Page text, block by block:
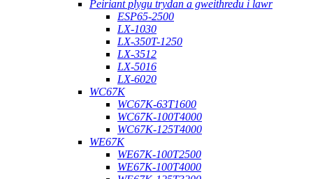
Peiriant plygu trydan a gweithredu i lawr
ESP65-2500
LX-1030
LX-350T-1250
LX-3512
LX-5016
LX-6020
WC67K
WC67K-63T1600
WC67K-100T4000
WC67K-125T4000
WE67K
WE67K-100T2500
WE67K-100T4000